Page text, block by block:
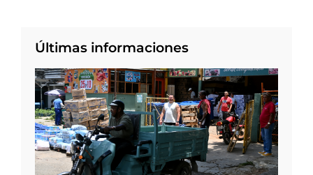
Últimas informaciones